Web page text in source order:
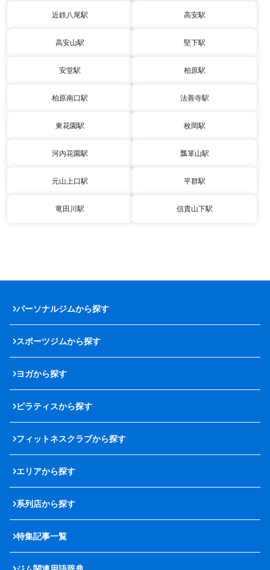
近鉄八尾駅 高安駅
高安山駅 堅下駅
安堂駅 柏原駅
柏原南口駅 法善寺駅
東花園駅 枚岡駅
河内花園駅 瓢箪山駅
元山上口駅 平群駅
竜田川駅 信貴山下駅
パーソナルジムから探す
スポーツジムから探す
ヨガから探す
ピラティスから探す
フィットネスクラブから探す
エリアから探す
系列店から探す
特集記事一覧